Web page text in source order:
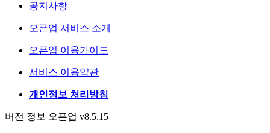
공지사항
오픈업 서비스 소개
오픈업 이용가이드
서비스 이용약관
개인정보 처리방침
버전 정보 오픈업 v8.5.15